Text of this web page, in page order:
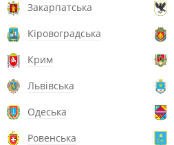
Закарпатська
Кіровоградська
Крим
Львівська
Одеська
Ровенська